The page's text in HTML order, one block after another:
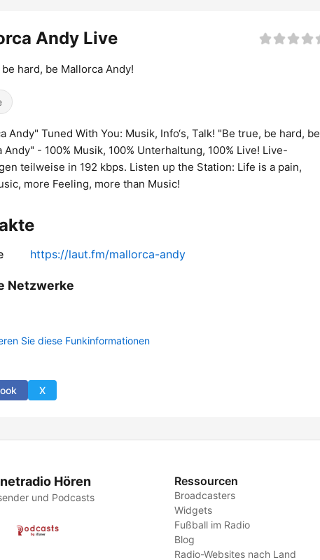
Andy Live
hard, be Mallorca Andy!
Andy" Tuned With You: Musik, Info‘s, Talk! "Be true, be hard, be
Andy" - 100% Musik, 100% Unterhaltung, 100% Live! Live-
teilweise in 192 kbps. Listen up the Station: Life is a pain,
more Feeling, more than Music!
https://laut.fm/mallorca-andy
Netzwerke
Sie diese Funkinformationen
X
Hören
und Podcasts
Ressourcen
Broadcasters
Widgets
Fußball im Radio
Blog
Radio-Websites nach Land